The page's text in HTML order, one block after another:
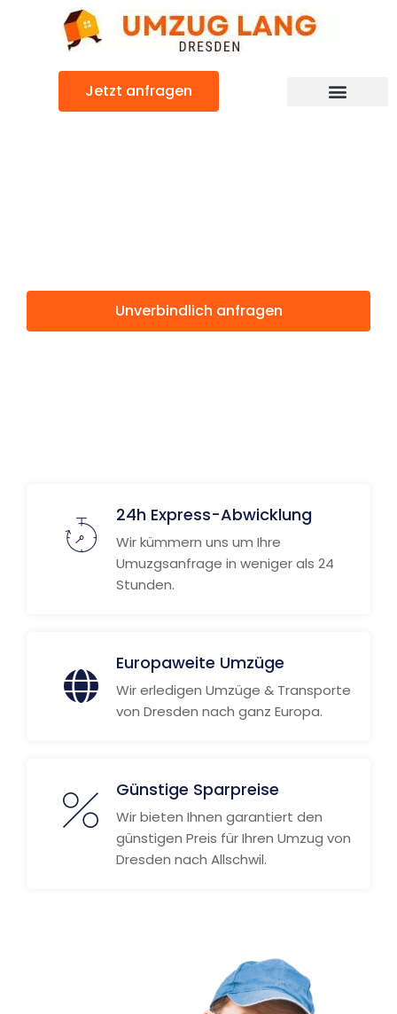
Jetzt anfragen
Unverbindlich anfragen
24h Express-Abwicklung
Wir kümmern uns um Ihre
Umuzgsanfrage in weniger als 24
Stunden.
Europaweite Umzüge
Wir erledigen Umzüge & Transporte
von Dresden nach ganz Europa.
Günstige Sparpreise
Wir bieten Ihnen garantiert den
günstigen Preis für Ihren Umzug von
Dresden nach Allschwil.